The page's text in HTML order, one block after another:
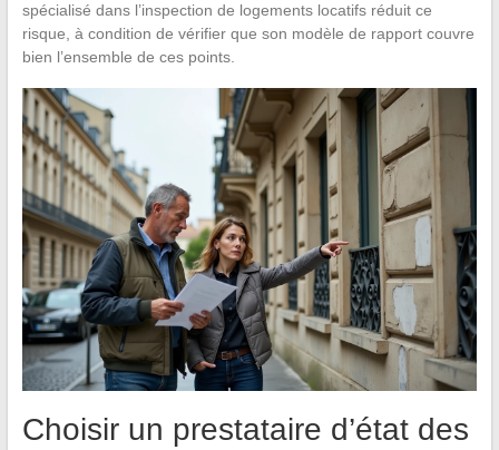
spécialisé dans l’inspection de logements locatifs réduit ce
risque, à condition de vérifier que son modèle de rapport couvre
bien l’ensemble de ces points.
Choisir un prestataire d’état des